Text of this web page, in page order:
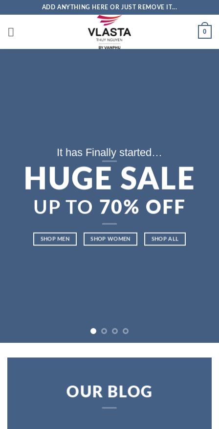
nội
ADD ANYTHING HERE OR JUST REMOVE IT...
0
It has Finally started…
HUGE SALE
UP TO 70% OFF
SHOP MEN SHOP WOMEN SHOP ALL
OUR BLOG